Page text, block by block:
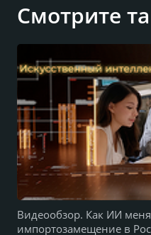
Смотрите
Видеообзор. Как ИИ
импортозамещение в